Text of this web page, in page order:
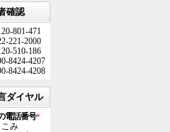
確認
801-471
221-2000
510-186
8424-4207
8424-4208
ダイヤル
電話番号*
み